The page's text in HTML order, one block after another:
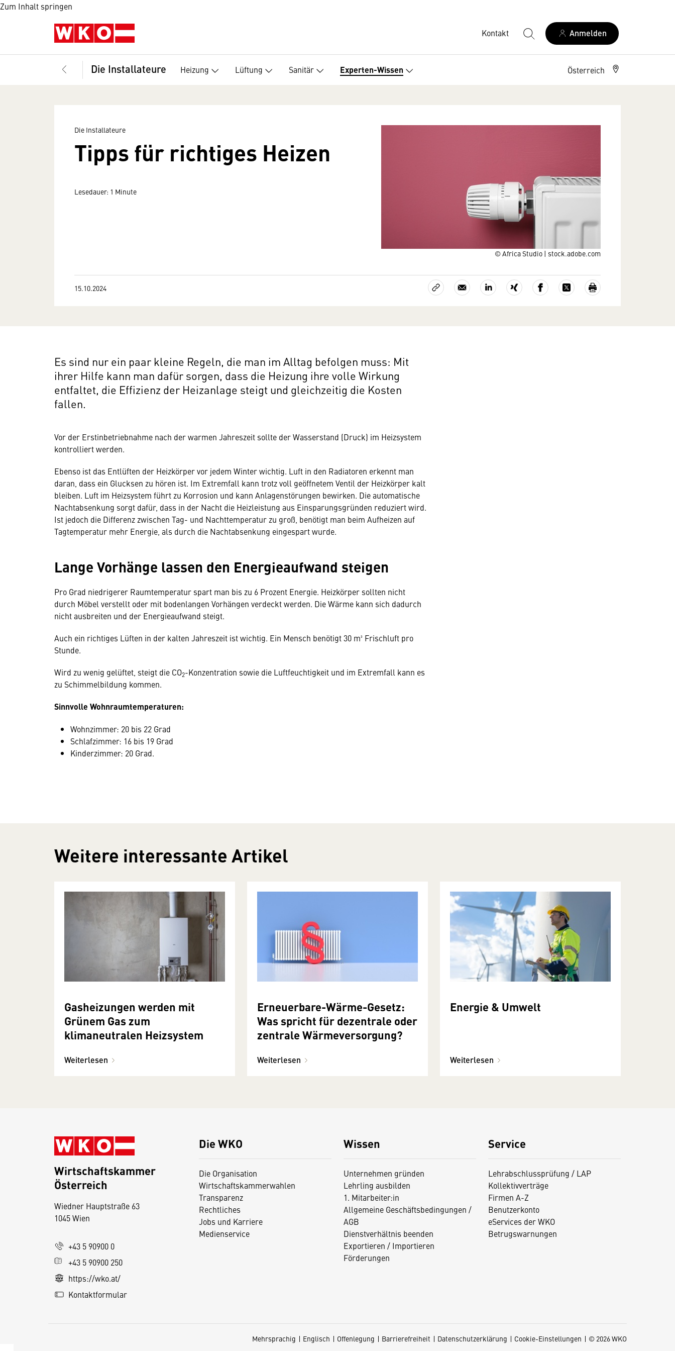
Zum Inhalt springen
Kontakt Anmelden
Die Installateure Heizung Lüftung Sanitär Experten-Wissen Österreich
© Africa Studio | stock.adobe.com
Die Installateure
Tipps für richtiges Heizen
Lesedauer: 1 Minute
15.10.2024
Es sind nur ein paar kleine Regeln, die man im Alltag befolgen muss: Mit
ihrer Hilfe kann man dafür sorgen, dass die Heizung ihre volle Wirkung
entfaltet, die Effizienz der Heizanlage steigt und gleichzeitig die Kosten
fallen.
Vor der Erstinbetriebnahme nach der warmen Jahreszeit sollte der Wasserstand (Druck) im Heizsystem
kontrolliert werden.
Ebenso ist das Entlüften der Heizkörper vor jedem Winter wichtig. Luft in den Radiatoren erkennt man
daran, dass ein Glucksen zu hören ist. Im Extremfall kann trotz voll geöffnetem Ventil der Heizkörper kalt
bleiben. Luft im Heizsystem führt zu Korrosion und kann Anlagenstörungen bewirken. Die automatische
Nachtabsenkung sorgt dafür, dass in der Nacht die Heizleistung aus Einsparungsgründen reduziert wird.
Ist jedoch die Differenz zwischen Tag- und Nachttemperatur zu groß, benötigt man beim Aufheizen auf
Tagtemperatur mehr Energie, als durch die Nachtabsenkung eingespart wurde.
Lange Vorhänge lassen den Energieaufwand steigen
Pro Grad niedrigerer Raumtemperatur spart man bis zu 6 Prozent Energie. Heizkörper sollten nicht
durch Möbel verstellt oder mit bodenlangen Vorhängen verdeckt werden. Die Wärme kann sich dadurch
nicht ausbreiten und der Energieaufwand steigt.
Auch ein richtiges Lüften in der kalten Jahreszeit ist wichtig. Ein Mensch benötigt 30 m³ Frischluft pro
Stunde.
Wird zu wenig gelüftet, steigt die CO2-Konzentration sowie die Luftfeuchtigkeit und im Extremfall kann es
zu Schimmelbildung kommen.
Sinnvolle Wohnraumtemperaturen:
Wohnzimmer: 20 bis 22 Grad
Schlafzimmer: 16 bis 19 Grad
Kinderzimmer: 20 Grad.
Weitere interessante Artikel
Gasheizungen werden mit
Grünem Gas zum
klimaneutralen Heizsystem
Weiterlesen
Erneuerbare-Wärme-Gesetz:
Was spricht für dezentrale oder
zentrale Wärmeversorgung?
Weiterlesen
Energie & Umwelt
Weiterlesen
Die WKO
Die Organisation
Wirtschaftskammerwahlen
Transparenz
Rechtliches
Jobs und Karriere
Medienservice
Wissen
Unternehmen gründen
Lehrling ausbilden
1. Mitarbeiter:in
Allgemeine Geschäftsbedingungen /
AGB
Dienstverhältnis beenden
Exportieren / Importieren
Förderungen
Service
Lehrabschlussprüfung / LAP
Kollektivverträge
Firmen A-Z
Benutzerkonto
eServices der WKO
Betrugswarnungen
Wirtschaftskammer
Österreich
Wiedner Hauptstraße 63
1045 Wien
+43 5 90900 0
+43 5 90900 250
https://wko.at/
Kontaktformular
Mehrsprachig Englisch Offenlegung Barrierefreiheit Datenschutzerklärung Cookie-Einstellungen © 2026 WKO